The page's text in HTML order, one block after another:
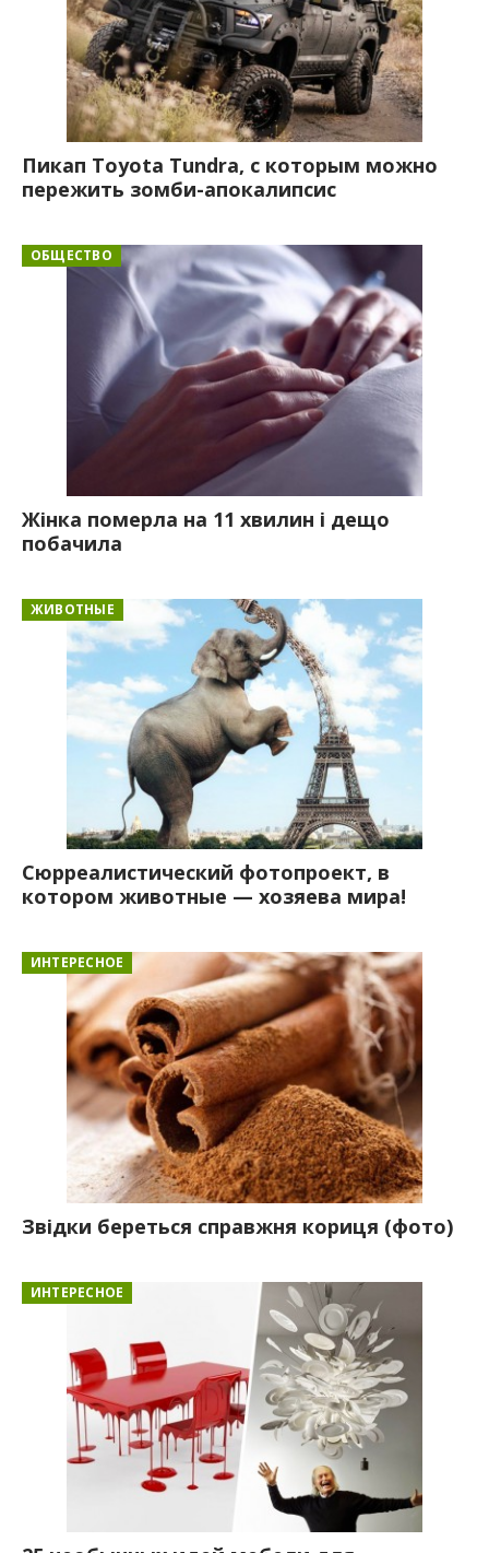
Пикап Toyota Tundra, с которым можно
пережить зомби-апокалипсис
ОБЩЕСТВО
Жінка померла на 11 хвилин і дещо
побачила
ЖИВОТНЫЕ
Сюрреалистический фотопроект, в
котором животные — хозяева мира!
ИНТЕРЕСНОЕ
Звідки береться справжня кориця (фото)
ИНТЕРЕСНОЕ